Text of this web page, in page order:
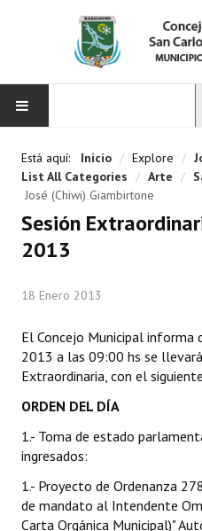
CONCEJO
Bloques Políticos
Comisiones Especiales
Concejales Mandato Cumplido
Programas
LEGISLACIÓN
Constitución Nacional
Está aquí: Inicio / Explore /
List All Categories / Arte /
 José (Chiwi) Giambirtone
Sesión
2013
18 Enero 2013
El Concejo Municipal informa
2013 a las 09:00 hs se
Extraordinaria, con el
ORDEN DEL DÍA
1.- Toma de estado
ingresados:
1.- Proyecto de Ordenanza
de mandato al Intendente
Carta Orgánica Municipal)"